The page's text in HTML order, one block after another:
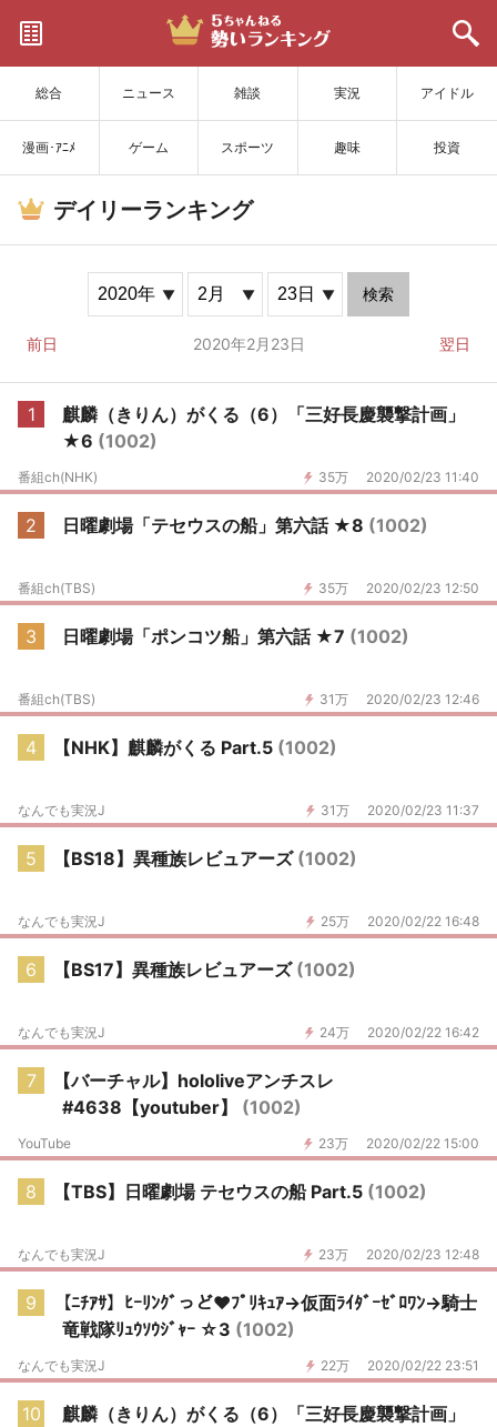
総合 ニュース 雑談 実況 アイドル
漫画･ｱﾆﾒ ゲーム スポーツ 趣味 投資
サイトを更新
デイリーランキング
検索
前日 2020年2月23日 翌日
1
麒麟（きりん）がくる（6）「三好長慶襲撃計画」
★6 (1002)
35万 2020/02/23 11:40
番組ch(NHK)
2 日曜劇場「テセウスの船」第六話 ★8 (1002)
35万 2020/02/23 12:50
番組ch(TBS)
3 日曜劇場「ポンコツ船」第六話 ★7 (1002)
31万 2020/02/23 12:46
番組ch(TBS)
4 【NHK】麒麟がくる Part.5 (1002)
31万 2020/02/23 11:37
なんでも実況J
5 【BS18】異種族レビュアーズ (1002)
25万 2020/02/22 16:48
なんでも実況J
6 【BS17】異種族レビュアーズ (1002)
24万 2020/02/22 16:42
なんでも実況J
7
【バーチャル】hololiveアンチスレ
#4638【youtuber】 (1002)
23万 2020/02/22 15:00
YouTube
8 【TBS】日曜劇場 テセウスの船 Part.5 (1002)
23万 2020/02/23 12:48
なんでも実況J
9
【ﾆﾁｱｻ】ﾋｰﾘﾝｸﾞっど♥ﾌﾟﾘｷｭｱ→仮面ﾗｲﾀﾞｰｾﾞﾛﾜﾝ→騎士
竜戦隊ﾘｭｳｿｳｼﾞｬｰ ☆3 (1002)
22万 2020/02/22 23:51
なんでも実況J
10
麒麟（きりん）がくる（6）「三好長慶襲撃計画」